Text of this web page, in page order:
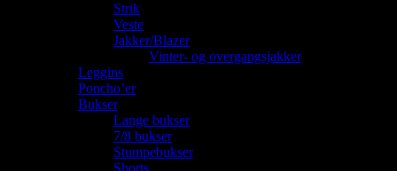
Strik
Veste
Jakker/Blazer
Vinter- og overgangsjakker
Leggins
Poncho’er
Bukser
Lange bukser
7/8 bukser
Stumpebukser
Shorts